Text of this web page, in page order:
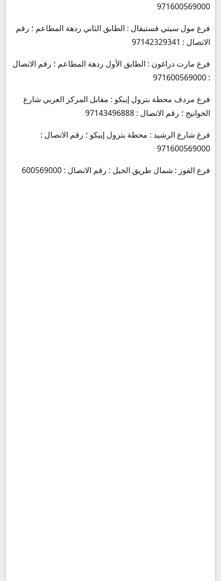
971600569000
فرع مول سيتي فستيفال : الطابق الثاني ردهة المطاعم ؛ رقم
الاتصال : 97142329341
فرع مارت دراغون : الطابق الأول ردهة المطاعم ؛ رقم الاتصال
: 971600569000
فرع مردف محطة بترول إيبكو : مقابل المركز العربي شارع
الخوانيج ؛ رقم الاتصال : 97143496888
فرع شارع الرشيد : محطة بترول إيبكو ؛ رقم الاتصال :
971600569000
فرع القوز : شمال طريق الخيل : رقم الاتصال : 600569000